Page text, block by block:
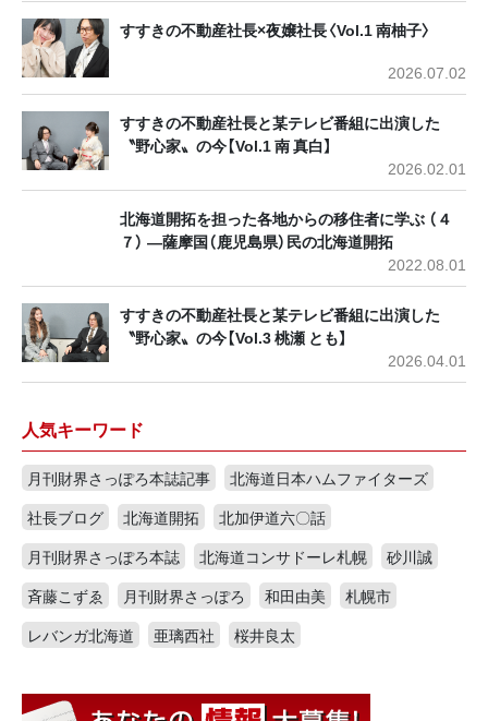
すすきの不動産社長×夜嬢社長〈Vol.1 南柚子〉
2026.07.02
すすきの不動産社長と某テレビ番組に出演した
〝野心家〟の今【Vol.1 南 真白】
2026.02.01
北海道開拓を担った各地からの移住者に学ぶ （４
７） ―薩摩国（鹿児島県）民の北海道開拓
2022.08.01
すすきの不動産社長と某テレビ番組に出演した
〝野心家〟の今【Vol.3 桃瀬 とも】
2026.04.01
人気キーワード
月刊財界さっぽろ本誌記事
北海道日本ハムファイターズ
社長ブログ
北海道開拓
北加伊道六〇話
月刊財界さっぽろ本誌
北海道コンサドーレ札幌
砂川誠
斉藤こずゑ
月刊財界さっぽろ 和田由美
札幌市
レバンガ北海道
亜璃西社 桜井良太